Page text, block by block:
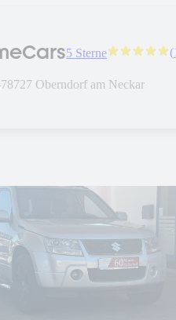
5 Sterne (
78727 Oberndorf am Neckar